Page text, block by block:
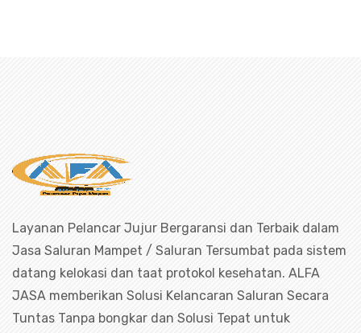
Layanan Pelancar Jujur Bergaransi dan Terbaik dalam
Jasa Saluran Mampet / Saluran Tersumbat pada sistem
datang kelokasi dan taat protokol kesehatan. ALFA
JASA memberikan Solusi Kelancaran Saluran Secara
Tuntas Tanpa bongkar dan Solusi Tepat untuk